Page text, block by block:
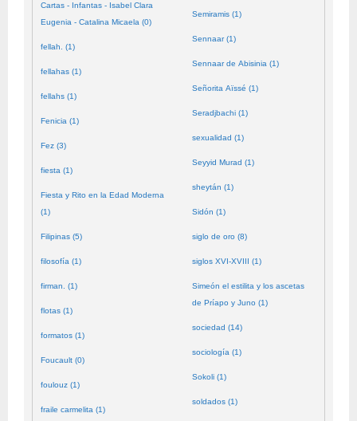
Cartas - Infantas - Isabel Clara
Eugenia - Catalina Micaela (0)
fellah. (1)
fellahas (1)
fellahs (1)
Fenicia (1)
Fez (3)
fiesta (1)
Fiesta y Rito en la Edad Moderna
(1)
Filipinas (5)
filosofía (1)
firman. (1)
flotas (1)
formatos (1)
Foucault (0)
foulouz (1)
fraile carmelita (1)
Semiramis (1)
Sennaar (1)
Sennaar de Abisinia (1)
Señorita Aïssé (1)
Seradjbachi (1)
sexualidad (1)
Seyyid Murad (1)
sheytán (1)
Sidón (1)
siglo de oro (8)
siglos XVI-XVIII (1)
Simeón el estilita y los ascetas
de Príapo y Juno (1)
sociedad (14)
sociología (1)
Sokoli (1)
soldados (1)